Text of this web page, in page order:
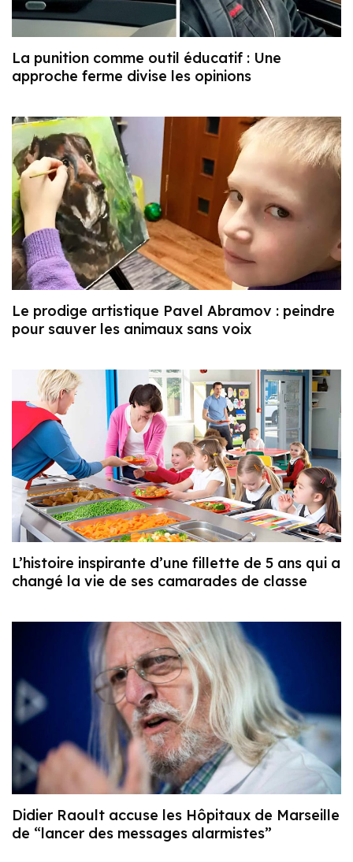
La punition comme outil éducatif : Une
approche ferme divise les opinions
Le prodige artistique Pavel Abramov : peindre
pour sauver les animaux sans voix
L’histoire inspirante d’une fillette de 5 ans qui a
changé la vie de ses camarades de classe
Didier Raoult accuse les Hôpitaux de Marseille
de “lancer des messages alarmistes”